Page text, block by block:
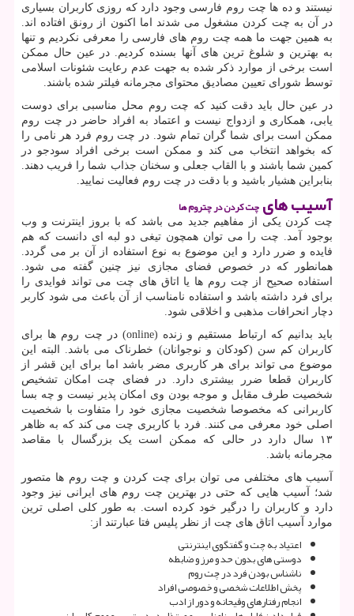
نیستند و ده ها چت روم فارسی وجود دارد که روزی کاربران بسیاری
در آن به چت کردن مشغول می شدند اما اکنون از رونق افتاده اند.
به همین جهت ما همه چت روم های فارسی را معرفی نکردیم و تنها
به بهترین و شلوغ ترین های آنها بسنده کردیم. در عین حال ممکن
است برخی از موارد ذکر شده به جهت عدم رعایت شئونات اسلامی
توسط شورای تعیین مصادیق محتوای مجرمانه فیلتر شده باشند
در عین حال باید دقت کنید که چت روم محل مناسبی برای دوست
یابی، همکاری و ازدواج نیست و اعتماد به افراد حاضر در چت روم
ممکن است برای شما گران تمام شود. در چت روم فرد هر نامی را
که بخواهد انتخاب می کند و ممکن است برخی افراد سودجو در
کمین شما باشند و با القاب جعلی و سخنان جذاب شما را فریب دهند.
بنابراین هشیار باشید و با دقت در چت روم فعالیت نمایید
آسیب های چت کردن در چتروم ها
چت کردن یکی از مفاهیم جدید می باشد که با بروز اینترنت و وب
بوجود آمد. چت را می توان همچون تیغی دو لبه ای دانست که هم
فایده و ضرر دارد و این موضوع به نوع استفاده از آن بر می گردد.
همانطور که در خصوص فضای مجازی نیز چنین گفته می شود.
استفاده صحیح از چت روم ها یا اتاق های چت می تواند فوایدی را
برای فرد داشته باشد و استفاده نامناسب از آن باعث می شود کاربر
دچار انحرافات مذهبی و اخلاقی شود
باید بدانیم که ارتباط مستقیم و زنده (online)
در چت روم ها برای
کاربران کم سن (کودکان و نوجوانان) خطرناک می باشد. البته این
موضوع می تواند برای هر کاربری مضر باشد اما برای این قشر از
کاربران قطعا ضرر بیشتری دارد. در فضای چت امکان تشخیص
شخصیت طرف مقابل و موجه بودن وی امکان پذیر نیست و چه بسا
کاربرانی که مخصوصا شخصیت مجازی خود را متفاوت با شخصیت
اصلی خود معرفی می کنند. فرد با کاربری چت می کند که به ظاهر
۱۳ سال دارد در حالی که ممکن است یک بزرگسال با مقاصد
مجرمانه باشد
آسیب های مختلفی می توان برای چت کردن و چت روم ها متصور
شد؛ آسیب هایی که حتی در بهترین چت روم های ایرانی نیز وجود
دارد و کاربران را درگیر خود کرده است. به طور کلی اصلی ترین
موارد آسیب اتاق های چت از نظر پلیس فتا عبارتند از :
اعتیاد به چت و گفتگوی اینترنتی
دوستی های بدون حد و مرز و ضابطه
ناشناس بودن فرد در چت روم
پخش اطلاعات شخصی و خصوصی افراد
انجام رفتارهای وقیحانه و دور از ادب